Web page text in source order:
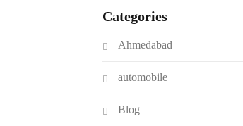
Categories
Ahmedabad
automobile
Blog